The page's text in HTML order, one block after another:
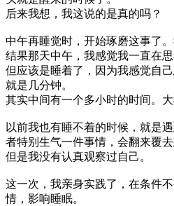
后来我想，我这说的是真的吗？
中午再睡觉时，开始琢磨这事了
结果那天中午，我感觉我一直在思
但应该是睡着了，因为我感觉自
就是几分钟。
其实中间有一个多小时的时间。
以前我也有睡不着的时候，就是
者特别生气一件事情，会翻来覆去
但是我没有认真观察过自己。
这一次，我亲身实践了，在条件
情，影响睡眠。